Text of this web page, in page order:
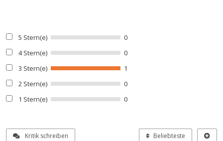
5 Stern(e)
0
4 Stern(e)
0
3 Stern(e)
1
2 Stern(e)
0
1 Stern(e)
0
Kritik schreiben Beliebteste